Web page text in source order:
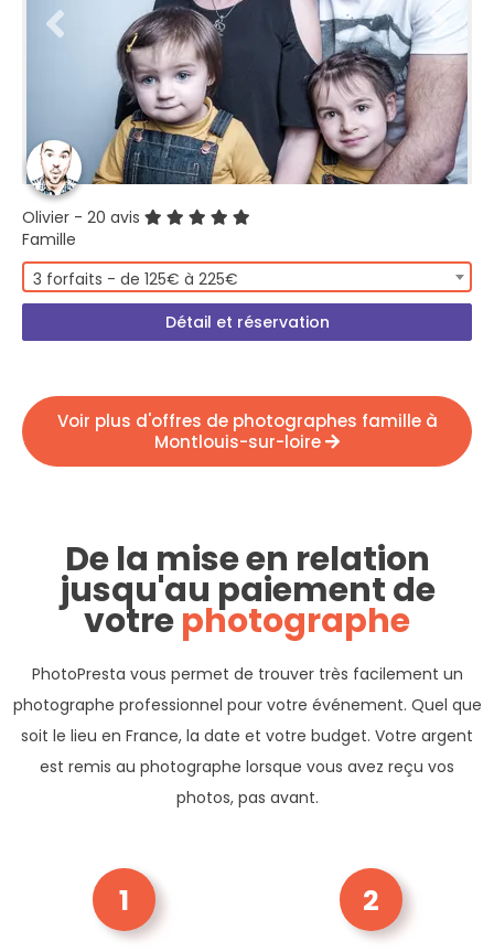
Olivier - 20 avis
Famille
3 forfaits - de 125€ à 225€
Détail et réservation
Voir plus d'offres de photographes famille à
Montlouis-sur-loire
De la mise en relation
jusqu'au paiement de
votrephotographe
PhotoPresta vous permet de trouver très facilement un
photographe professionnel pour votre événement. Quel que
soit le lieu en France, la date et votre budget. Votre argent
est remis au photographe lorsque vous avez reçu vos
photos, pas avant.
1 2